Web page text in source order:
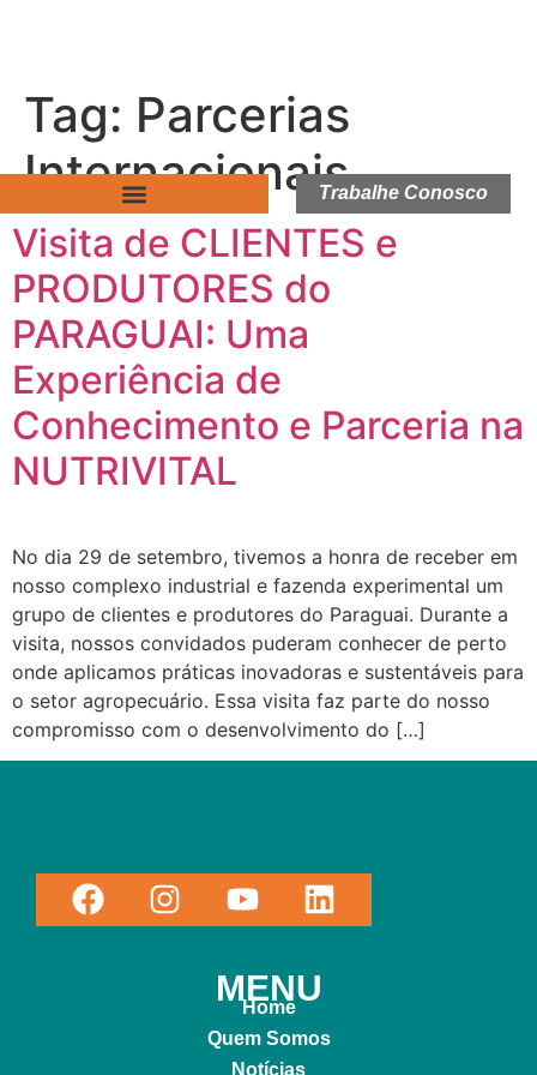
Trabalhe Conosco
Tag: Parcerias
Internacionais
Visita de CLIENTES e
PRODUTORES do
PARAGUAI: Uma
Experiência de
Conhecimento e Parceria na
NUTRIVITAL
No dia 29 de setembro, tivemos a honra de receber em
nosso complexo industrial e fazenda experimental um
grupo de clientes e produtores do Paraguai. Durante a
visita, nossos convidados puderam conhecer de perto
onde aplicamos práticas inovadoras e sustentáveis para
o setor agropecuário. Essa visita faz parte do nosso
compromisso com o desenvolvimento do […]
MENU
Home
Quem Somos
Notícias